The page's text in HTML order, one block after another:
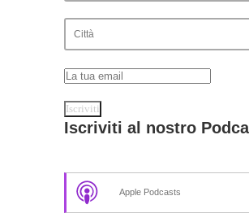
Iscriviti al nostro
Apple Podcasts